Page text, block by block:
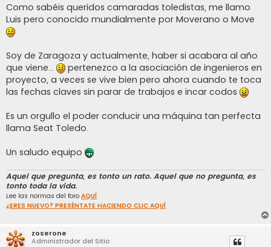
Como sabéis queridos camaradas toledistas, me llamo
Luis pero conocido mundialmente por Moverano o Move
Soy de Zaragoza y actualmente, haber si acabara al año
que viene...
pertenezco a la asociación de ingenieros en
proyecto, a veces se vive bien pero ahora cuando te toca
las fechas claves sin parar de trabajos e incar codos
Es un orgullo el poder conducir una máquina tan perfecta
llama Seat Toledo.
Un saludo equipo
Aquel que pregunta, es tonto un rato. Aquel que no pregunta, es
tonto toda la vida.
Lee las normas del foro AQUÍ
¿ERES NUEVO? PRESÉNTATE HACIENDO CLIC AQUÍ
zoserone
Administrador del Sitio